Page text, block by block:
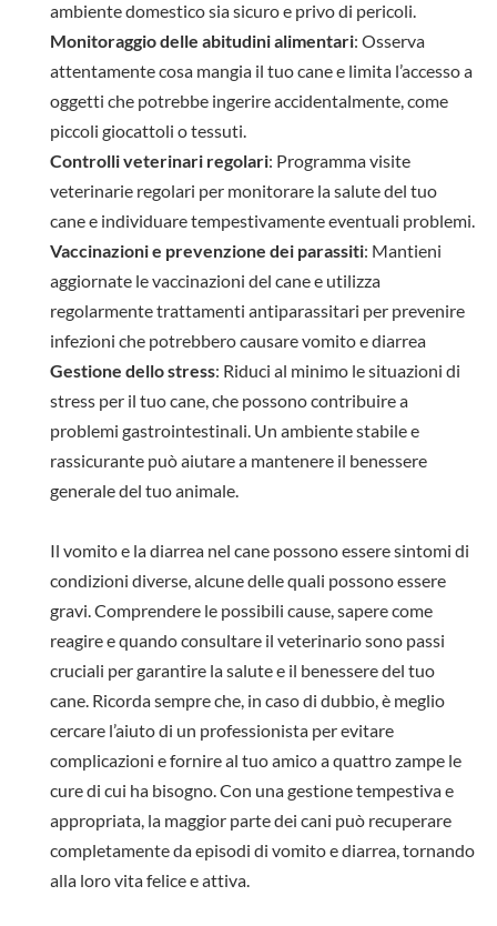
ambiente domestico sia sicuro e privo di pericoli.
Monitoraggio delle abitudini alimentari: Osserva
attentamente cosa mangia il tuo cane e limita l’accesso a
oggetti che potrebbe ingerire accidentalmente, come
piccoli giocattoli o tessuti.
Controlli veterinari regolari: Programma visite
veterinarie regolari per monitorare la salute del tuo
cane e individuare tempestivamente eventuali problemi.
Vaccinazioni e prevenzione dei parassiti: Mantieni
aggiornate le vaccinazioni del cane e utilizza
regolarmente trattamenti antiparassitari per prevenire
infezioni che potrebbero causare vomito e diarrea
Gestione dello stress: Riduci al minimo le situazioni di
stress per il tuo cane, che possono contribuire a
problemi gastrointestinali. Un ambiente stabile e
rassicurante può aiutare a mantenere il benessere
generale del tuo animale.
Il vomito e la diarrea nel cane possono essere sintomi di
condizioni diverse, alcune delle quali possono essere
gravi. Comprendere le possibili cause, sapere come
reagire e quando consultare il veterinario sono passi
cruciali per garantire la salute e il benessere del tuo
cane. Ricorda sempre che, in caso di dubbio, è meglio
cercare l’aiuto di un professionista per evitare
complicazioni e fornire al tuo amico a quattro zampe le
cure di cui ha bisogno. Con una gestione tempestiva e
appropriata, la maggior parte dei cani può recuperare
completamente da episodi di vomito e diarrea, tornando
alla loro vita felice e attiva.